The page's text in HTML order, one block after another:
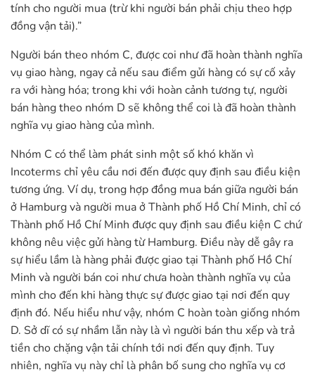
tính cho người mua (trừ khi người bán phải chịu theo hợp
đồng vận tải).”
Người bán theo nhóm C, được coi như đã hoàn thành nghĩa
vụ giao hàng, ngay cả nếu sau điểm gửi hàng có sự cố xảy
ra với hàng hóa; trong khi với hoàn cảnh tương tự, người
bán hàng theo nhóm D sẽ không thể coi là đã hoàn thành
nghĩa vụ giao hàng của mình.
Nhóm C có thể làm phát sinh một số khó khăn vì
Incoterms chỉ yêu cầu nơi đến được quy định sau điều kiện
tương ứng. Ví dụ, trong hợp đồng mua bán giữa người bán
ở Hamburg và người mua ở Thành phố Hồ Chí Minh, chỉ có
Thành phố Hồ Chí Minh được quy định sau điều kiện C chứ
không nêu việc gửi hàng từ Hamburg. Điều này dễ gây ra
sự hiểu lầm là hàng phải được giao tại Thành phố Hồ Chí
Minh và người bán coi như chưa hoàn thành nghĩa vụ của
mình cho đến khi hàng thực sự được giao tại nơi đến quy
định đó. Nếu hiểu như vậy, nhóm C hoàn toàn giống nhóm
D. Sở dĩ có sự nhầm lẫn này là vì người bán thu xếp và trả
tiền cho chặng vận tải chính tới nơi đến quy định. Tuy
nhiên, nghĩa vụ này chỉ là phân bố sung cho nghĩa vụ cơ